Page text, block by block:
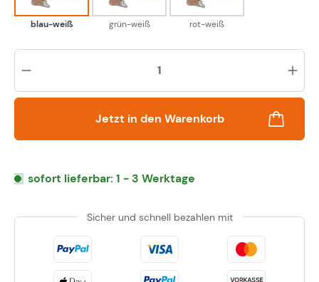
blau-weiß grün-weiß rot-weiß
Jetzt in den Warenkorb
sofort lieferbar: 1 - 3 Werktage
Sicher und schnell bezahlen mit